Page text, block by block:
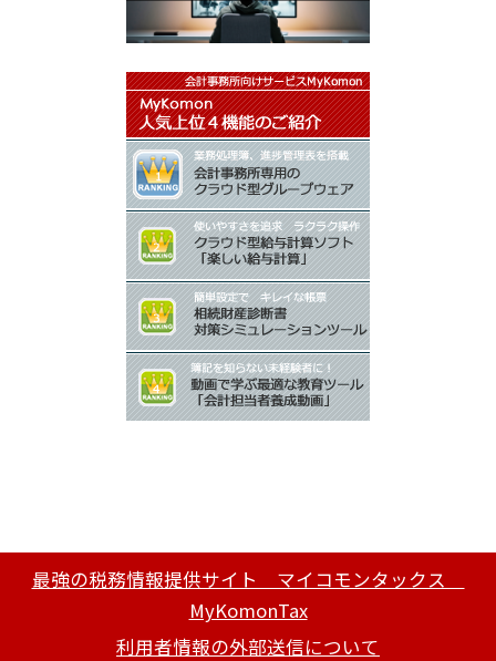
最強の税務情報提供サイト マイコモンタックス
MyKomonTax
利用者情報の外部送信について